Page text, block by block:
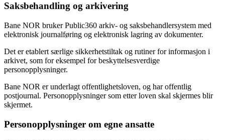
Saksbehandling og arkivering
Bane NOR bruker Public360 arkiv- og saksbehandlersystem med
elektronisk journalføring og elektronisk lagring av dokumenter.
Det er etablert særlige sikkerhetstiltak og rutiner for informasjon i
arkivet, som for eksempel for beskyttelsesverdige
personopplysninger.
Bane NOR er underlagt offentlighetsloven, og har offentlig
postjournal. Personopplysninger som etter loven skal skjermes blir
skjermet.
Personopplysninger om egne ansatte